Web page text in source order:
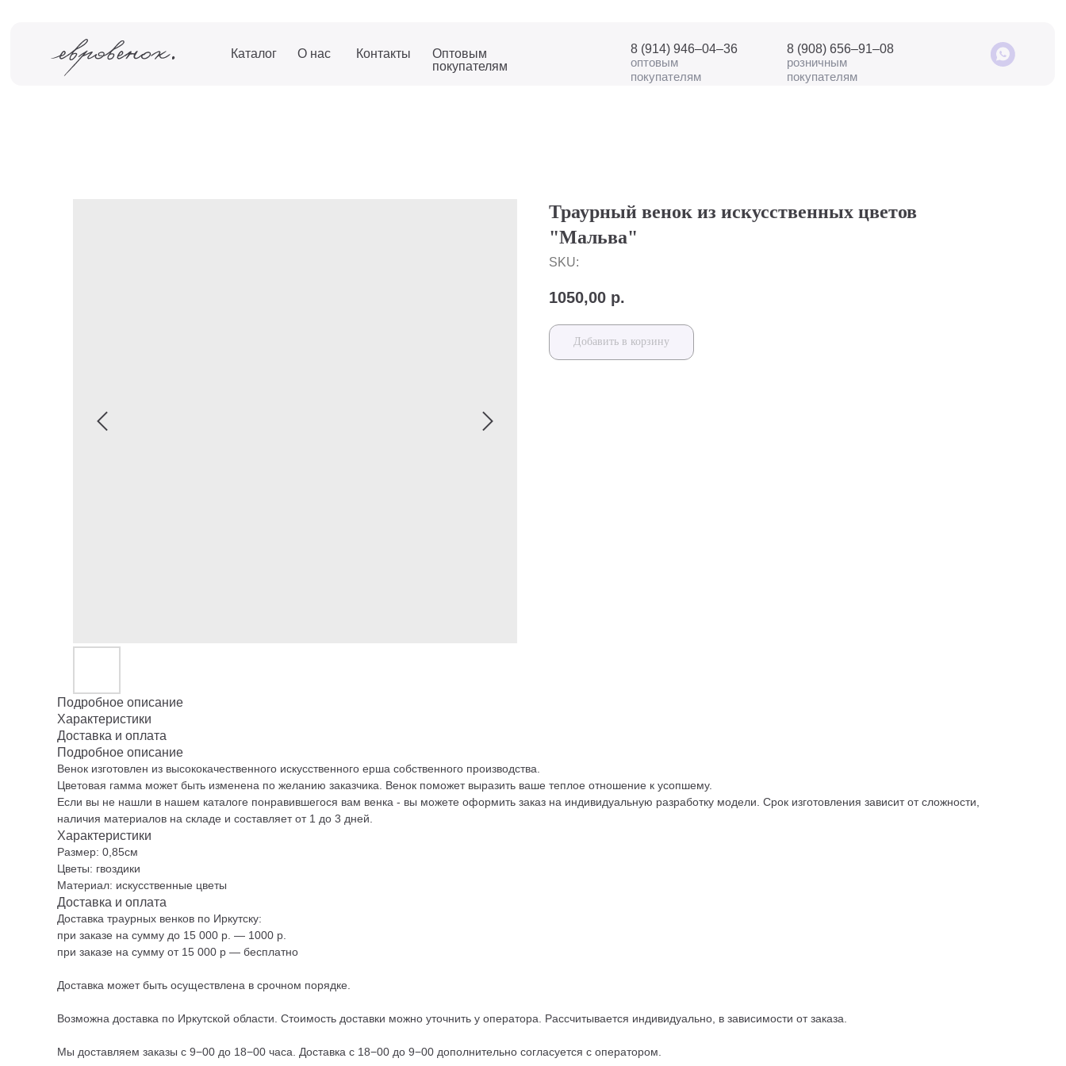
Каталог О нас Контакты
Оптовым
покупателям
8 (914) 946–04–36
оптовым
покупателям
8 (908) 656–91–08
розничным
покупателям
Траурный венок из искусственных цветов
"Мальва"
SKU:
1050,00 р.
Добавить в корзину
Подробное описание
Характеристики
Доставка и оплата
Подробное описание
Венок изготовлен из высококачественного искусственного ерша собственного производства.
Цветовая гамма может быть изменена по желанию заказчика. Венок поможет выразить ваше теплое отношение к усопшему.
Если вы не нашли в нашем каталоге понравившегося вам венка - вы можете оформить заказ на индивидуальную разработку модели. Срок изготовления зависит от сложности,
наличия материалов на складе и составляет от 1 до 3 дней.
Характеристики
Размер: 0,85см
Цветы: гвоздики
Материал: искусственные цветы
Доставка и оплата
Доставка траурных венков по Иркутску:
при заказе на сумму до 15 000 р. — 1000 р.
при заказе на сумму от 15 000 р — бесплатно
Доставка может быть осуществлена в срочном порядке.
Возможна доставка по Иркутской области. Стоимость доставки можно уточнить у оператора. Рассчитывается индивидуально, в зависимости от заказа.
Мы доставляем заказы с 9−00 до 18−00 часа. Доставка с 18−00 до 9−00 дополнительно согласуется с оператором.